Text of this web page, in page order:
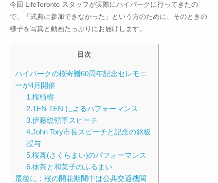
今回 LifeToronto スタッフが実際にハイパークに行ってきたの
で、「式典に参加できなかった」という方のために、そのときの
様子を写真と動画たっぷりにお届けします。
目次
ハイパークの桜寄贈60周年記念セレモニ
ーが4月開催
1.桜植樹
2.TEN TEN によるパフォーマンス
3.伊藤総領事スピーチ
4.John Tory市長スピーチと記念の銘板
授与
5.桜舞(さくらまい)のパフォーマンス
6.抹茶と和菓子のふるまい
最後に：桜の開花期間中は公共交通機関